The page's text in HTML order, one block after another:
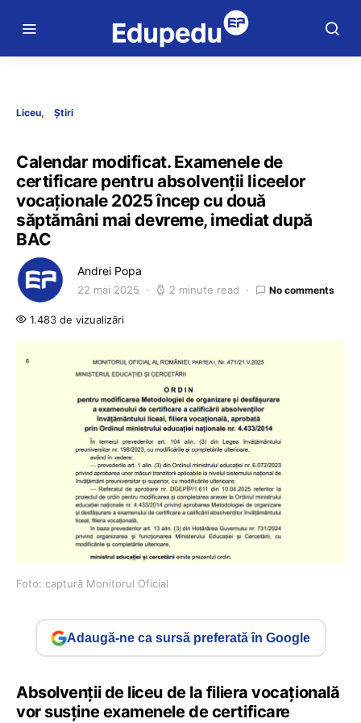
Liceu Știri
Calendar modificat. Examenele de
certificare pentru absolvenții liceelor
vocaționale 2025 încep cu două
săptămâni mai devreme, imediat după
BAC
Andrei Popa
22 mai 2025 2 minute read No comments
1.483 de vizualizări
Foto: captură Monitorul Oficial
Adaugă-ne ca sursă preferată în Google
Absolvenții de liceu de la filiera vocațională
vor susține examenele de certificare